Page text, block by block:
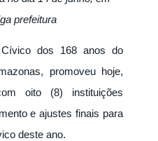
prefeitura
dos 168 anos do
promoveu hoje,
oito (8) instituições
e ajustes finais para
deste ano.